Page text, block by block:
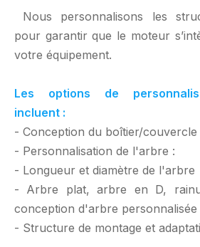
Nous personnalisons les
pour garantir que le moteur
votre équipement.
Les options de
incluent :
- Conception du boîtier/
- Personnalisation de l'arbre :
- Longueur et diamètre de l'arbre
- Arbre plat, arbre en D,
conception d'arbre personnalisée
- Structure de montage et